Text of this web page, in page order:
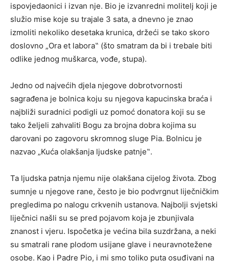
ispovjedaonici i izvan nje. Bio je izvanredni molitelj koji je
služio mise koje su trajale 3 sata, a dnevno je znao
izmoliti nekoliko desetaka krunica, držeći se tako skoro
doslovno „Ora et labora‟ (što smatram da bi i trebale biti
odlike jednog muškarca, vođe, stupa).
Jedno od najvećih djela njegove dobrotvornosti
sagrađena je bolnica koju su njegova kapucinska braća i
najbliži suradnici podigli uz pomoć donatora koji su se
tako željeli zahvaliti Bogu za brojna dobra kojima su
darovani po zagovoru skromnog sluge Pia. Bolnicu je
nazvao „Kuća olakšanja ljudske patnje‟.
Ta ljudska patnja njemu nije olakšana cijelog života. Zbog
sumnje u njegove rane, često je bio podvrgnut liječničkim
pregledima po nalogu crkvenih ustanova. Najbolji svjetski
liječnici našli su se pred pojavom koja je zbunjivala
znanost i vjeru. Ispočetka je većina bila suzdržana, a neki
su smatrali rane plodom usijane glave i neuravnotežene
osobe. Kao i Padre Pio, i mi smo toliko puta osuđivani na